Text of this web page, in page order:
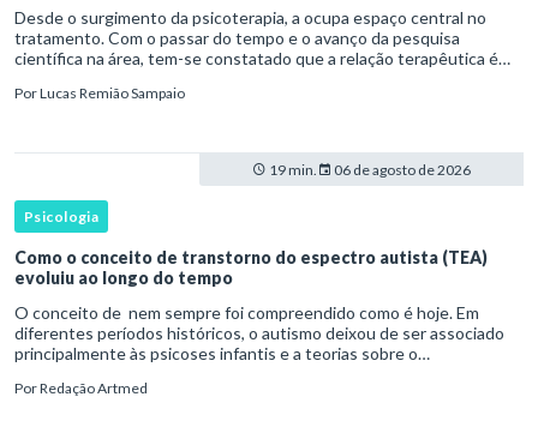
Desde o surgimento da psicoterapia, a ocupa espaço central no
tratamento. Com o passar do tempo e o avanço da pesquisa
científica na área, tem-se constatado que a relação terapêutica é
PorLucas Remião Sampaio
19 min. 06 de agosto de 2026
Psicologia
Como o conceito de transtorno do espectro autista (TEA)
evoluiu ao longo do tempo
O conceito de nem sempre foi compreendido como é hoje. Em
diferentes períodos históricos, o autismo deixou de ser associado
principalmente às psicoses infantis e a teorias sobre o
transtorno do des
PorRedação Artmed